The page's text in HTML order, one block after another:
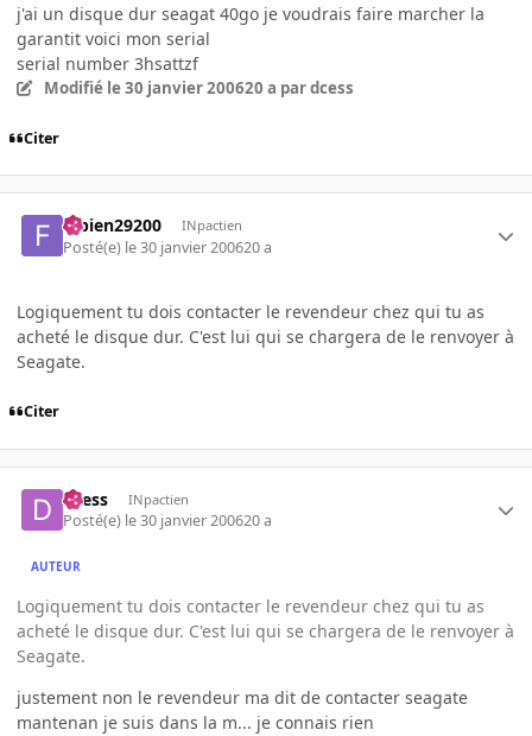
j'ai un disque dur seagat 40go je voudrais faire marcher la
garantit voici mon serial
serial number 3hsattzf
Modifié le 30 janvier 200620 a par dcess
Citer
fabien29200 INpactien
Posté(e) le 30 janvier 200620 a
Logiquement tu dois contacter le revendeur chez qui tu as
acheté le disque dur. C'est lui qui se chargera de le renvoyer à
Seagate.
Citer
dcess INpactien
Posté(e) le 30 janvier 200620 a
AUTEUR
Logiquement tu dois contacter le revendeur chez qui tu as
acheté le disque dur. C'est lui qui se chargera de le renvoyer à
Seagate.
justement non le revendeur ma dit de contacter seagate
mantenan je suis dans la m... je connais rien